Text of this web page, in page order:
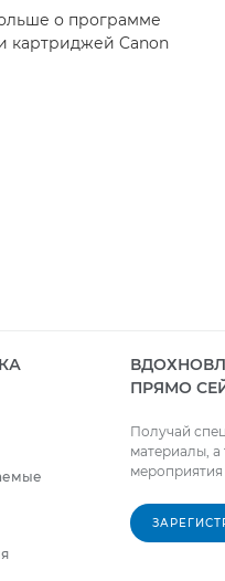
о программе
картриджей Canon
ПРЯМО
Получай
материалы,
мероприятия